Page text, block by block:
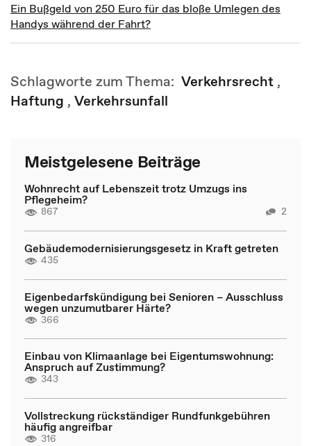
Ein Bußgeld von 250 Euro für das bloße Umlegen des
Handys während der Fahrt?
Schlagworte zum Thema: Verkehrsrecht ,
Haftung , Verkehrsunfall
Meistgelesene Beiträge
Wohnrecht auf Lebenszeit trotz Umzugs ins
Pflegeheim?
867 2
Gebäudemodernisierungsgesetz in Kraft getreten
435
Eigenbedarfskündigung bei Senioren – Ausschluss
wegen unzumutbarer Härte?
366
Einbau von Klimaanlage bei Eigentumswohnung:
Anspruch auf Zustimmung?
343
Vollstreckung rückständiger Rundfunkgebühren
häufig angreifbar
316